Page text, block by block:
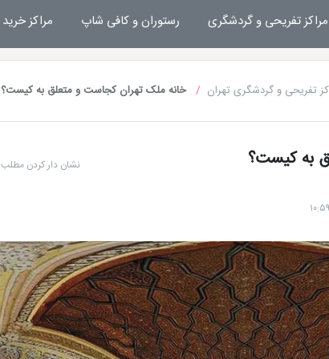
مراکز تفریحی و گردشگری رستوران و کافی شاپ مراکز خرید
تفریحی و گردشگری تهران خانه ملک تهران کجاست و متعلق به کیست؟
به کیست؟ نشان دار کردن مطلب